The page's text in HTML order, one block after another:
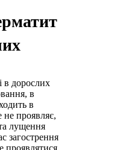
в дорослих
в
в
не проявляє,
лущення
загострення
проявлятися